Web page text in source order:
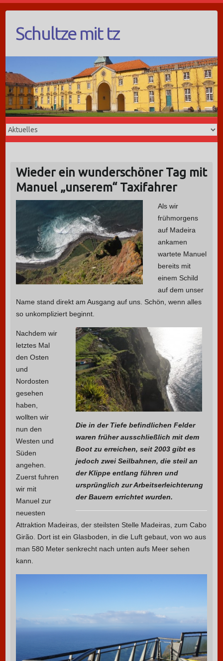
Schultze mit tz
Wieder ein wunderschöner Tag mit
Manuel „unserem“ Taxifahrer
Als wir
frühmorgens
auf Madeira
ankamen
wartete Manuel
bereits mit
einem Schild
auf dem unser
Name stand direkt am Ausgang auf uns. Schön, wenn alles
so unkompliziert beginnt.
Die in der Tiefe befindlichen Felder
waren früher ausschließlich mit dem
Boot zu erreichen, seit 2003 gibt es
jedoch zwei Seilbahnen, die steil an
der Klippe entlang führen und
ursprünglich zur Arbeitserleichterung
der Bauern errichtet wurden.
Nachdem wir
letztes Mal
den Osten
und
Nordosten
gesehen
haben,
wollten wir
nun den
Westen und
Süden
angehen.
Zuerst fuhren
wir mit
Manuel zur
neuesten
Attraktion Madeiras, der steilsten Stelle Madeiras, zum Cabo
Girão. Dort ist ein Glasboden, in die Luft gebaut, von wo aus
man 580 Meter senkrecht nach unten aufs Meer sehen
kann.